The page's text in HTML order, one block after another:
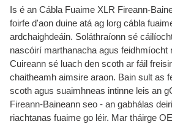
Is é an Cábla Fuaime XLR Fireann-
foirfe d'aon duine atá ag lorg cábla
ardchaighdeáin. Soláthraíonn sé
nascóirí marthanacha agus feidhmíocht
Cuireann sé luach den scoth ar fáil
chaitheamh aimsire araon. Bain sult as
scoth agus suaimhneas intinne leis an
Fireann-Baineann seo - an gabhálas
riachtanas fuaime go léir. Mar tháirge
Seirbhísí Iar-Díolacháin
Seachadadh in am
• Tástáil 100% ar gach píosa
Seirbhísí Iar-Díolacháin
• Ionadaí díolacháin duine le duine
saincheisteanna nó imní a réiteach.
• Ráthaímid go gcomhlíonann
caighdeáin a comhaontaíodh.
1.1 Dearbhú Cáilíochta: Cinntímid go
sheolaimid amach na caighdeáin a
1.2 Athsholáthar bliana amháin: Soláthraímid
lochtacha laistigh de bhliain tar éis iad a fháil.
1.3 Seirbhís & Tacaíocht: Níl tú i d'aonar tar
Soláthraímid seirbhís agus tacaíocht
díolacháin.